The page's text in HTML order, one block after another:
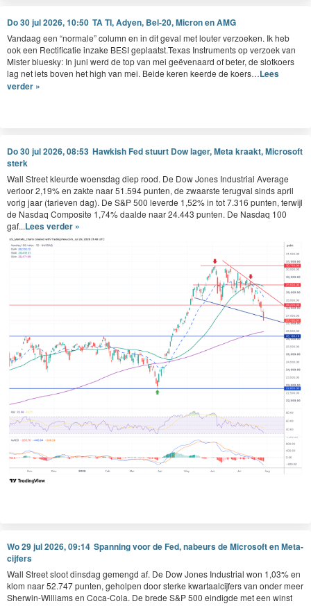
Do 30 jul 2026, 10:50 TA TI, Adyen, Bel-20, Micron en AMG
Van­daag een “nor­male” col­umn en in dit geval met louter ver­zoeken. Ik heb
ook een Rec­ti­fi­catie inza­ke BESIgeplaatst.Texas Instru­ments op ver­zoek van
Mis­ter bluesky: In juni werd de top van mei geëve­naard of beter, de slotko­ers
lag net iets boven het high van mei. Bei­de keren keerde de koers…Lees
verder »
Do 30 jul 2026, 08:53 Hawkish Fed stuurt Dow lager, Meta kraakt, Microsoft
sterk
Wall Street kleurde woensdag diep rood. De Dow Jones Industrial Average
verloor 2,19% en zakte naar 51.594 punten, de zwaarste terugval sinds april
vorig jaar (tarieven dag). De S&P 500 leverde 1,52% in tot 7.316 punten, terwijl
de Nasdaq Composite 1,74% daalde naar 24.443 punten. De Nasdaq 100
gaf...Lees verder »
Wo 29 jul 2026, 09:14 Spanning voor de Fed, nabeurs de Microsoft en Meta-
cijfers
Wall Street sloot dinsdag gemengd af. De Dow Jones Industrial won 1,03% en
klom naar 52.747 punten, geholpen door sterke kwartaalcijfers van onder meer
Sherwin-Williams en Coca-Cola. De brede S&P 500 eindigde met een winst